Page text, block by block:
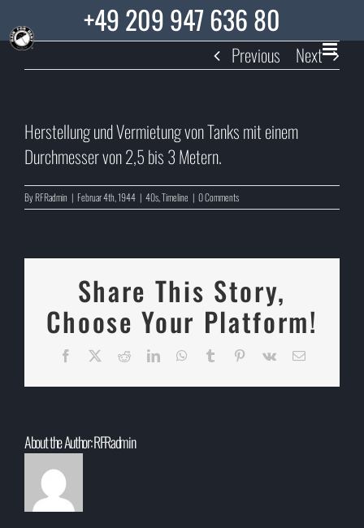
to
+49 209 947 636 80
Previous Next
Herstellung und Vermietung von Tanks mit einem
Durchmesser von 2,5 bis 3 Metern.
ByRFRadmin | Februar 4th, 1944 | 40s,Timeline | 0 Comments
Share This Story,
Choose Your Platform!
Facebook RedditLinkedInWhatsApp
Tumblr Pinterest
Vk Email
About the Author:RFRadmin